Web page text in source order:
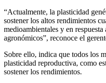
“Actualmente, la plasticidad
sostener los altos rendimientos
medioambientales y en
agronómicos”, reconoce el
Sobre ello, indica que todos los
plasticidad reproductiva, como
sostener los rendimientos.